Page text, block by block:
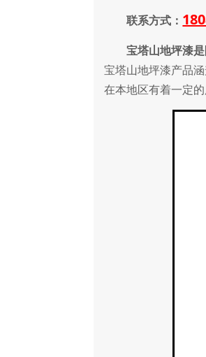
联系方式：
宝塔山地坪漆
宝塔山地坪漆产品
在本地区有着一定